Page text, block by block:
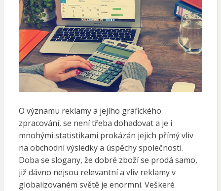
O významu reklamy a jejího grafického
zpracování, se není třeba dohadovat a je i
mnohými statistikami prokázán jejich přímý vliv
na obchodní výsledky a úspěchy společnosti.
Doba se slogany, že dobré zboží se prodá samo,
již dávno nejsou relevantní a vliv reklamy v
globalizovaném světě je enormní. Veškeré